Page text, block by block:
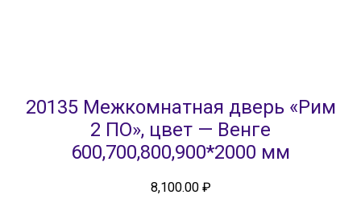
20135 Межкомнатная дверь «Рим
2 ПО», цвет — Венге
600,700,800,900*2000 мм
8,100.00 ₽